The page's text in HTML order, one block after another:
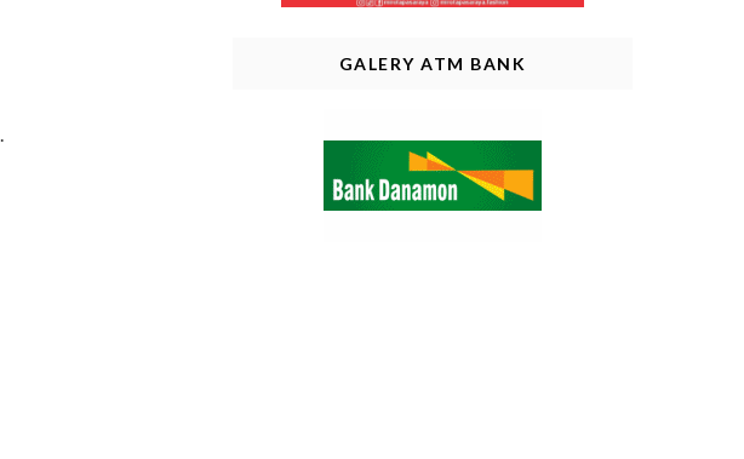
GALERY ATM BANK